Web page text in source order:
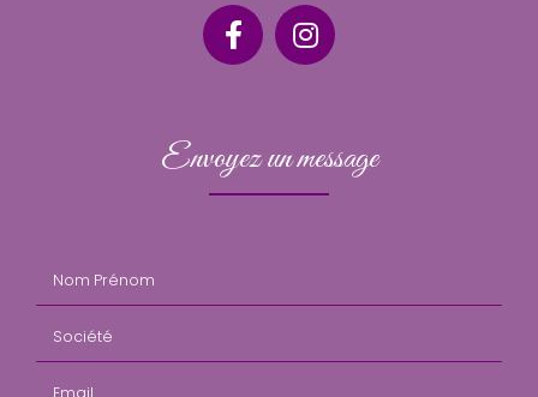
Envoyez un message